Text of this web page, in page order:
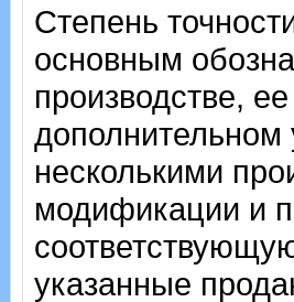
Степень
основным
производстве,
несколькими
модификации и
указанные